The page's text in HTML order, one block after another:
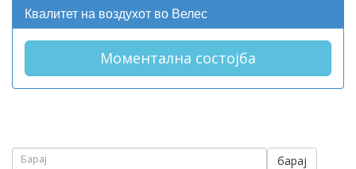
Квалитет на воздухот во Велес
Моментална состојба
барај